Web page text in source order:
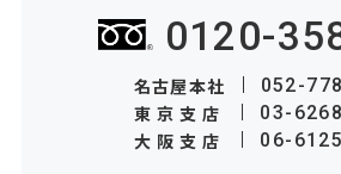
0120-
名古屋本社 052-
東京支店 03-
大阪支店 06-